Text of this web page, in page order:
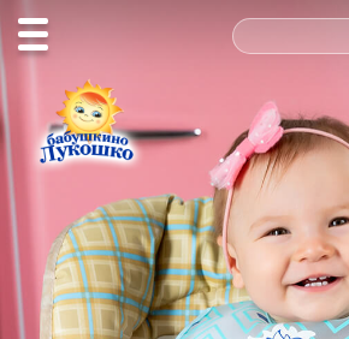
Польза
в каждой
ложке!